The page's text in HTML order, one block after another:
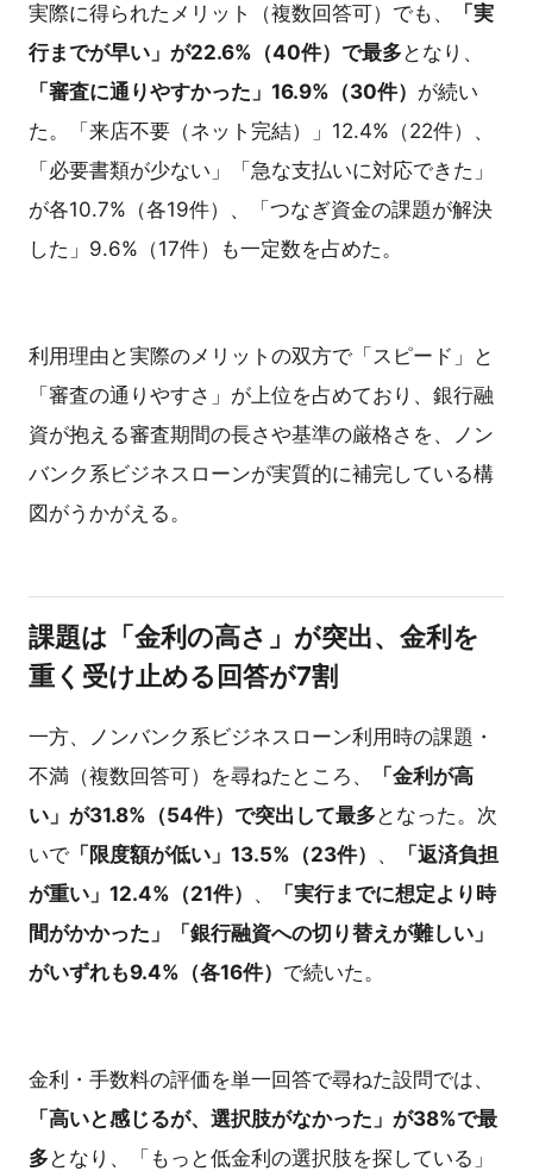
実際に得られたメリット（複数回答可）でも、
「実
行までが早い」が22.6%（40件）で最多 となり、
「審査に通りやすかった」16.9%（30件） が続い
た。「来店不要（ネット完結）」12.4%（22件）、
「必要書類が少ない」「急な支払いに対応できた」
が各10.7%（各19件）、「つなぎ資金の課題が解決
した」9.6%（17件）も一定数を占めた。
利用理由と実際のメリットの双方で「スピード」と
「審査の通りやすさ」が上位を占めており、銀行融
資が抱える審査期間の長さや基準の厳格さを、ノン
バンク系ビジネスローンが実質的に補完している構
図がうかがえる。
課題は「金利の高さ」が突出、金利を
重く受け止める回答が7割
一方、ノンバンク系ビジネスローン利用時の課題・
不満（複数回答可）を尋ねたところ、
「金利が高
い」が31.8%（54件）で突出して最多 となった。次
いで 「限度額が低い」13.5%（23件） 、
「返済負担
が重い」12.4%（21件） 、
「実行までに想定より時
間がかかった」「銀行融資への切り替えが難しい」
がいずれも9.4%（各16件） で続いた。
金利・手数料の評価を単一回答で尋ねた設問では、
「高いと感じるが、選択肢がなかった」が38%で最
多 となり、「もっと低金利の選択肢を探している」